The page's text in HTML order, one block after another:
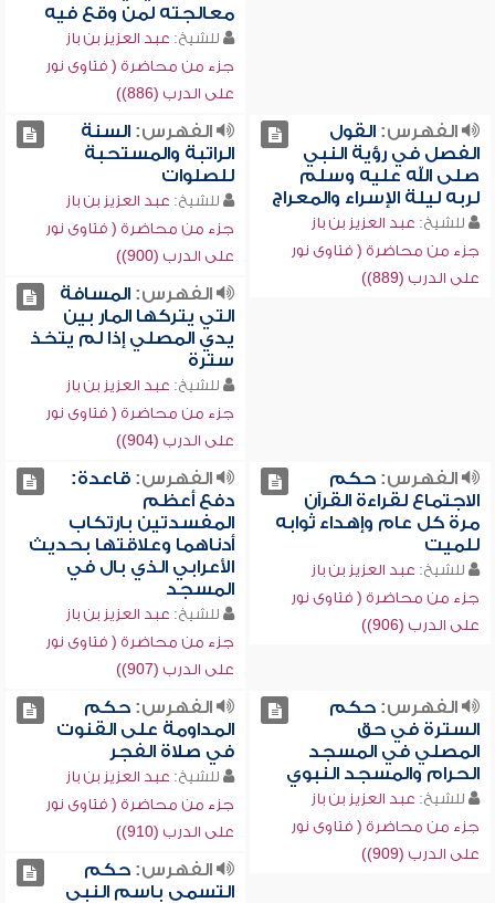
معالجته لمن وقع فيه
للشيخ: عبد العزيز بن باز
جزء من محاضرة ( فتاوى نور
على الدرب (886))
الفهرس:القول
الفصل في رؤية النبي
صلى الله عليه وسلم
لربه ليلة الإسراء والمعراج
للشيخ: عبد العزيز بن باز
جزء من محاضرة ( فتاوى نور
على الدرب (889))
الفهرس:السنة
الراتبة والمستحبة
للصلوات
للشيخ: عبد العزيز بن باز
جزء من محاضرة ( فتاوى نور
على الدرب (900))
الفهرس:المسافة
التي يتركها المار بين
يدي المصلي إذا لم يتخذ
سترة
للشيخ: عبد العزيز بن باز
جزء من محاضرة ( فتاوى نور
على الدرب (904))
الفهرس:حكم
الاجتماع لقراءة القرآن
مرة كل عام وإهداء ثوابه
للميت
للشيخ: عبد العزيز بن باز
جزء من محاضرة ( فتاوى نور
على الدرب (906))
الفهرس:قاعدة:
دفع أعظم
المفسدتين بارتكاب
أدناهما وعلاقتها بحديث
الأعرابي الذي بال في
المسجد
للشيخ: عبد العزيز بن باز
جزء من محاضرة ( فتاوى نور
على الدرب (907))
الفهرس:حكم
السترة في حق
المصلي في المسجد
الحرام والمسجد النبوي
للشيخ: عبد العزيز بن باز
جزء من محاضرة ( فتاوى نور
على الدرب (909))
الفهرس:حكم
المداومة على القنوت
في صلاة الفجر
للشيخ: عبد العزيز بن باز
جزء من محاضرة ( فتاوى نور
على الدرب (910))
الفهرس:حكم
التسمي باسم النبي